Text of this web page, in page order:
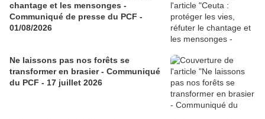
chantage et les mensonges -
Communiqué de presse du PCF -
01/08/2026
Ne laissons pas nos forêts se
transformer en brasier - Communiqué
du PCF - 17 juillet 2026